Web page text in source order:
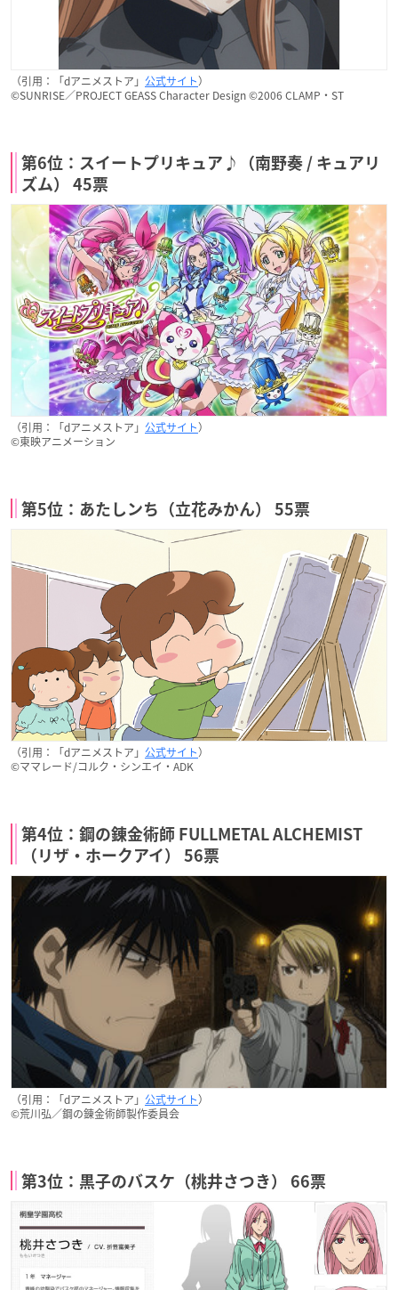
（引用：「dアニメストア」 公式サイト）
©SUNRISE／PROJECT GEASS Character Design ©2006 CLAMP・ST
第6位：スイートプリキュア♪（南野奏 / キュアリ
ズム） 45票
（引用：「dアニメストア」 公式サイト）
©東映アニメーション
第5位：あたしンち（立花みかん） 55票
（引用：「dアニメストア」 公式サイト）
©ママレード/コルク・シンエイ・ADK
第4位：鋼の錬金術師 FULLMETAL ALCHEMIST
（リザ・ホークアイ） 56票
（引用：「dアニメストア」 公式サイト）
©荒川弘／鋼の錬金術師製作委員会
第3位：黒子のバスケ（桃井さつき） 66票